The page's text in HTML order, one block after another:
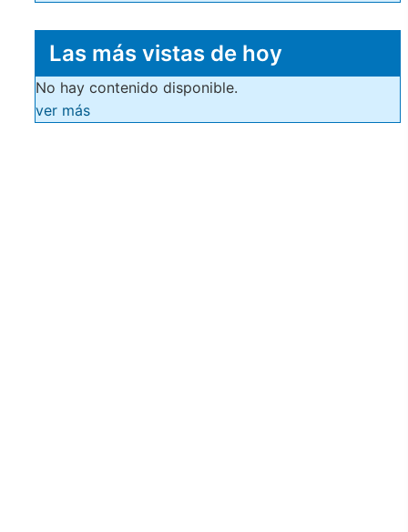
Las más vistas de hoy
No hay contenido disponible.
ver más